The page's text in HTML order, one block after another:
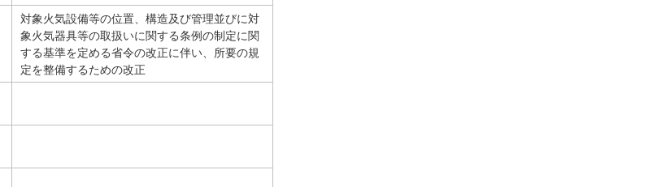
対象火気設備等の位置、構造及び管理並びに対
象火気器具等の取扱いに関する条例の制定に関
する基準を定める省令の改正に伴い、所要の規
定を整備するための改正